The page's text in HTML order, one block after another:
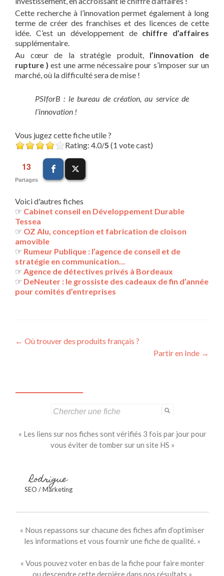
Cette recherche à l’innovation permet également à long
terme de créer des franchises et des licences de cette
idée. C’est un développement de chiffre d’affaires
supplémentaire.
Au cœur de la stratégie produit, l’innovation de
rupture ) est une arme nécessaire pour s’imposer sur un
marché, où la difficulté sera de mise !
PSIforB : le bureau de création, au service de
l’innovation !
Vous jugez cette fiche utile ?
Rating: 4.0/5 (1 vote cast)
13
Partages
Voici d'autres fiches
☞ Cabinet conseil en Développement Durable
Tessea
☞ OZ Alu, conception et fabrication de cloison
amovible
☞ Rumeur Publique : l’agence de conseil et de
stratégie en communication…
☞ Agence de détectives privés à Bordeaux
☞ DeNeuter : le grossiste des cadeaux de fin d’année
pour comités d’entreprises
Navigation
← Où trouver des produits français ?
Partir en Inde →
« Les liens sur nos fiches sont vérifiés 3 fois par jour pour
vous éviter de tomber sur un site HS »
Rodrigue
SEO / Marketing
« Nous repassons sur chacune des fiches afin d’optimiser
les informations et vous fournir une fiche de qualité. »
« Vous pouvez voter en bas de la fiche pour faire monter
ou descendre cette dernière dans nos résultats »